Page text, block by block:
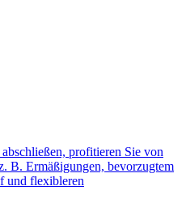
profitieren Sie von
B. Ermäßigungen, bevorzugtem
und flexibleren